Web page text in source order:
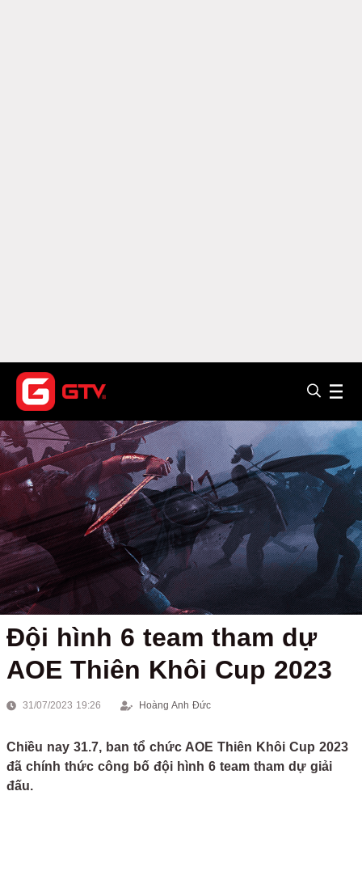
Đội hình 6 team tham dự
AOE Thiên Khôi Cup 2023
31/07/2023 19:26 Hoàng Anh Đức
Chiều nay 31.7, ban tổ chức AOE Thiên Khôi Cup 2023
đã chính thức công bố đội hình 6 team tham dự giải
đấu.